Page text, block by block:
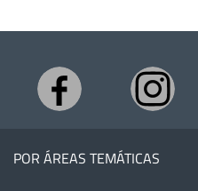
POR ÁREAS TEMÁTICAS